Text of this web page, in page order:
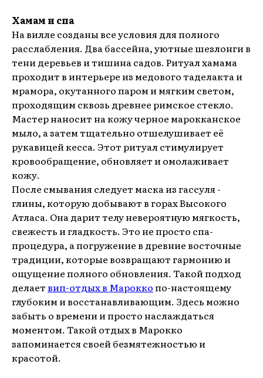
Хамам и спа
На вилле созданы все условия для полного
расслабления. Два бассейна, уютные шезлонги в
тени деревьев и тишина садов. Ритуал хамама
проходит в интерьере из медового таделакта и
мрамора, окутанного паром и мягким светом,
проходящим сквозь древнее римское стекло.
Мастер наносит на кожу черное марокканское
мыло, а затем тщательно отшелушивает её
рукавицей кесса. Этот ритуал стимулирует
кровообращение, обновляет и омолаживает
кожу.
После смывания следует маска из гассуля -
глины, которую добывают в горах Высокого
Атласа. Она дарит телу невероятную мягкость,
свежесть и гладкость. Это не просто спа-
процедура, а погружение в древние восточные
традиции, которые возвращают гармонию и
ощущение полного обновления. Такой подход
делаетвип-отдых в Мароккопо-настоящему
глубоким и восстанавливающим. Здесь можно
забыть о времени и просто наслаждаться
моментом. Такой отдых в Марокко
запоминается своей безмятежностью и
красотой.